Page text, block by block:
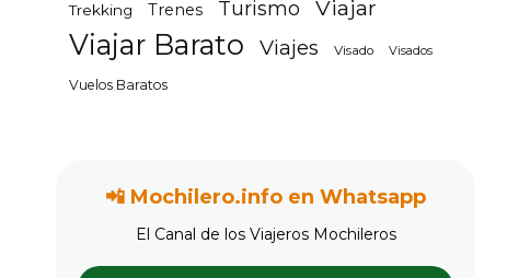
Trekking Trenes Turismo Viajar
Viajar Barato Viajes Visado Visados
Vuelos Baratos
📲 Mochilero.info en Whatsapp
El Canal de los Viajeros Mochileros